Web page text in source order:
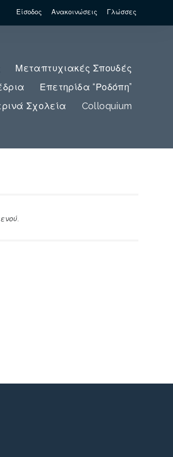
Είσοδος Ανακοινώσεις Γλώσσες
Μεταπτυχιακές Σπουδές
Επετηρίδα “Ροδόπη”
Σχολεία
Colloquium